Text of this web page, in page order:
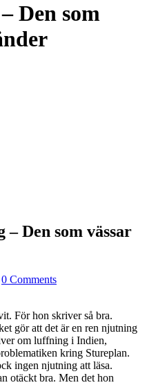
Den som
Den som vässar
0 Comments
För hon skriver så bra.
gör att det är en ren njutning
om luffning i Indien,
kring Stureplan.
ingen njutning att läsa.
otäckt bra. Men det hon